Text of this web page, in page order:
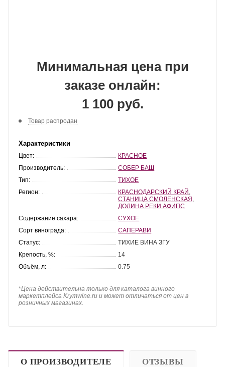
Минимальная цена при
заказе онлайн:
1 100 руб.
Товар распродан
Характеристики
Цвет:
КРАСНОЕ
Производитель:
СОБЕР БАШ
Тип:
ТИХОЕ
Регион:
КРАСНОДАРСКИЙ КРАЙ
СТАНИЦА СМОЛЕНСКАЯ
ДОЛИНА РЕКИ АФИПС
Содержание сахара:
СУХОЕ
Сорт винограда:
САПЕРАВИ
Статус:
ТИХИЕ ВИНА ЗГУ
Крепость, %:
14
Объём, л:
0.75
*Цена действительна только для каталога винного
маркетплейса Krymwine.ru и может отличаться от цен в
розничных магазинах.
О ПРОИЗВОДИТЕЛЕ ОТЗЫВЫ